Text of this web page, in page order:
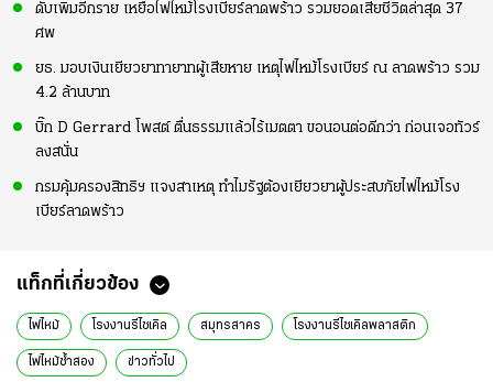
ดับเพิ่มอีกราย เหยื่อไฟไหม้โรงเบียร์ลาดพร้าว รวมยอดเสียชีวิตล่าสุด 37
ศพ
ยธ. มอบเงินเยียวยาทายาทผู้เสียหาย เหตุไฟไหม้โรงเบียร์ ณ ลาดพร้าว รวม
4.2 ล้านบาท
บิ๊ก D Gerrard โพสต์ ตื่นธรรมแล้วไร้เมตตา ขอนอนต่อดีกว่า ก่อนเจอทัวร์
ลงสนั่น
กรมคุ้มครองสิทธิฯ แจงสาเหตุ ทำไมรัฐต้องเยียวยาผู้ประสบภัยไฟไหม้โรง
เบียร์ลาดพร้าว
แท็กที่เกี่ยวข้อง
ไฟไหม้ โรงงานรีไซเคิล สมุทรสาคร โรงงานรีไซเคิลพลาสติก
ไฟไหม้ซ้ำสอง ข่าวทั่วไป